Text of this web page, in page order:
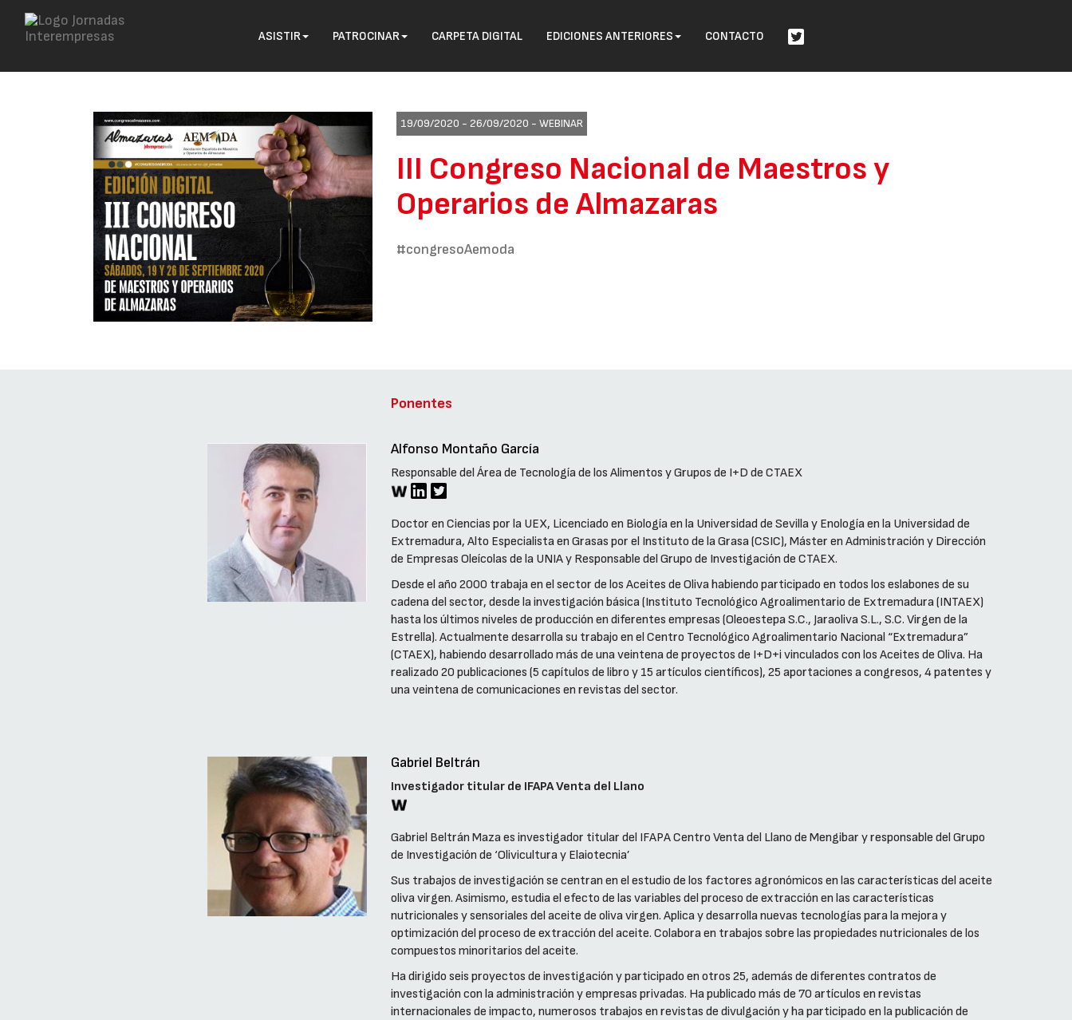
ASISTIR PATROCINAR CARPETA DIGITAL EDICIONES ANTERIORES CONTACTO
19/09/2020 - 26/09/2020 - WEBINAR
III Congreso Nacional de Maestros y
Operarios de Almazaras
#congresoAemoda
Ponentes
Alfonso Montaño García
Responsable del Área de Tecnología de los Alimentos y Grupos de I+D de CTAEX
Doctor en Ciencias por la UEX, Licenciado en Biología en la Universidad de Sevilla y Enología en la Universidad de
Extremadura, Alto Especialista en Grasas por el Instituto de la Grasa (CSIC), Máster en Administración y Dirección
de Empresas Oleícolas de la UNIA y Responsable del Grupo de Investigación de CTAEX.
Desde el año 2000 trabaja en el sector de los Aceites de Oliva habiendo participado en todos los eslabones de su
cadena del sector, desde la investigación básica (Instituto Tecnológico Agroalimentario de Extremadura (INTAEX)
hasta los últimos niveles de producción en diferentes empresas (Oleoestepa S.C., Jaraoliva S.L., S.C. Virgen de la
Estrella). Actualmente desarrolla su trabajo en el Centro Tecnológico Agroalimentario Nacional “Extremadura”
(CTAEX), habiendo desarrollado más de una veintena de proyectos de I+D+i vinculados con los Aceites de Oliva. Ha
realizado 20 publicaciones (5 capítulos de libro y 15 artículos científicos), 25 aportaciones a congresos, 4 patentes y
una veintena de comunicaciones en revistas del sector.
Gabriel Beltrán
Investigador titular de IFAPA Venta del Llano
Gabriel Beltrán Maza es investigador titular del IFAPA Centro Venta del Llano de Mengibar y responsable del Grupo
de Investigación de ‘Olivicultura y Elaiotecnia’
Sus trabajos de investigación se centran en el estudio de los factores agronómicos en las características del aceite
oliva virgen. Asimismo, estudia el efecto de las variables del proceso de extracción en las características
nutricionales y sensoriales del aceite de oliva virgen. Aplica y desarrolla nuevas tecnologías para la mejora y
optimización del proceso de extracción del aceite. Colabora en trabajos sobre las propiedades nutricionales de los
compuestos minoritarios del aceite.
Ha dirigido seis proyectos de investigación y participado en otros 25, además de diferentes contratos de
investigación con la administración y empresas privadas. Ha publicado más de 70 artículos en revistas
internacionales de impacto, numerosos trabajos en revistas de divulgación y ha participado en la publicación de